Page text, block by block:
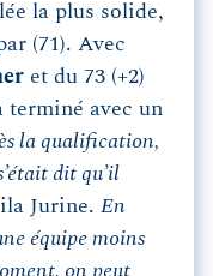
la plus solide,
(71). Avec
et du 73 (+2)
terminé avec un
la qualification,
dit qu’il
Jurine. En
équipe moins
on peut